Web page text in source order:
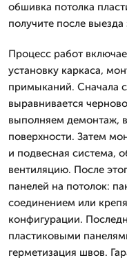
обшивка потолка
получите после
Процесс работ
установку каркаса,
примыканий. Сначала
выравнивается
выполняем демонтаж,
поверхности. Затем
и подвесная система,
вентиляцию. После
панелей на потолок:
соединением или
конфигурации.
пластиковыми
герметизация швов.